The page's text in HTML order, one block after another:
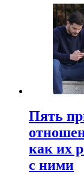
Пять
как их
с ними